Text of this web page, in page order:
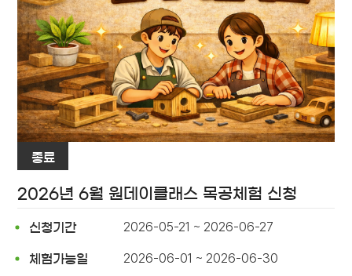
종료
2026년 6월 원데이클래스 목공체험 신청
신청기간 2026-05-21 ~ 2026-06-27
체험가능일 2026-06-01 ~ 2026-06-30